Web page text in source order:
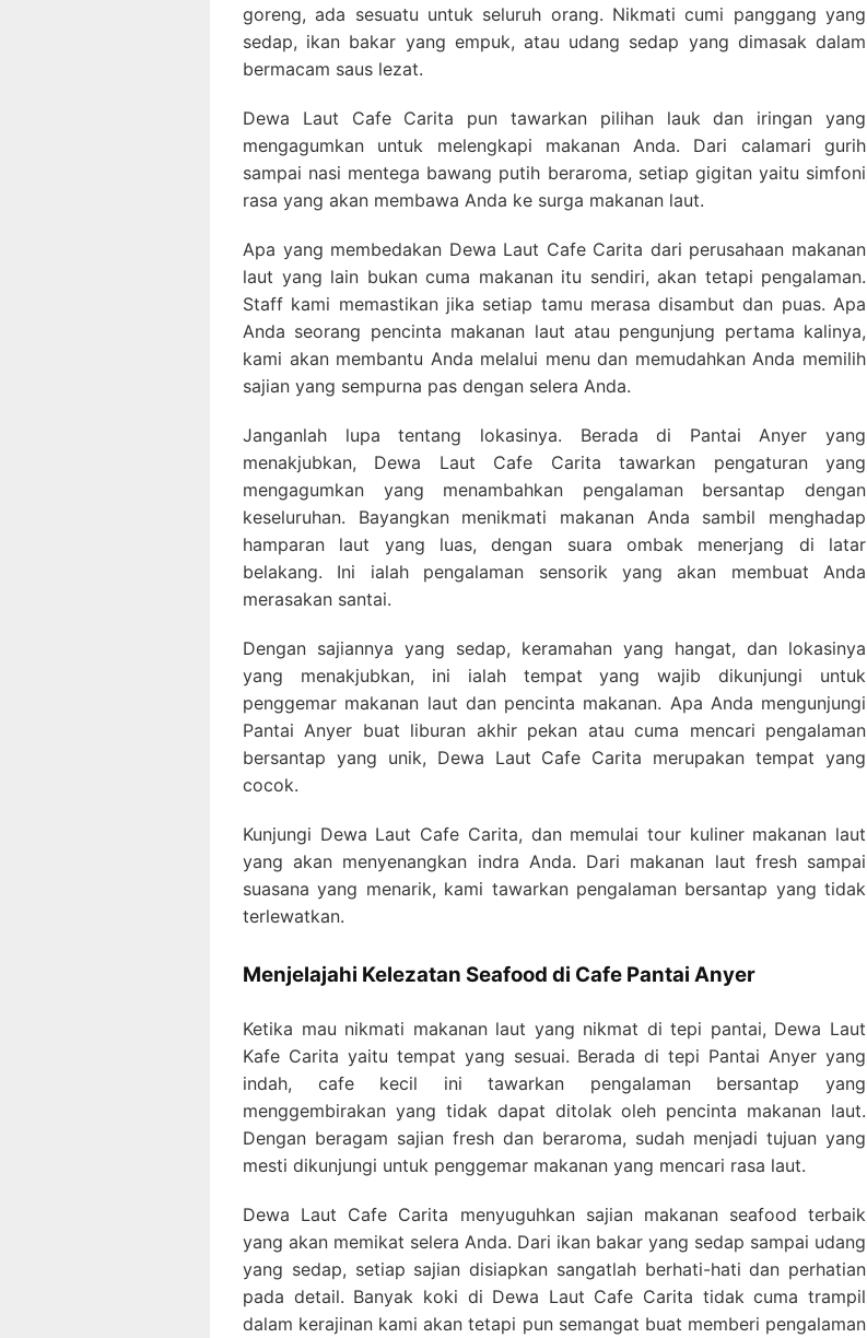
goreng, ada sesuatu untuk seluruh orang. Nikmati cumi panggang yang
sedap, ikan bakar yang empuk, atau udang sedap yang dimasak dalam
bermacam saus lezat.
Dewa Laut Cafe Carita pun tawarkan pilihan lauk dan iringan yang
mengagumkan untuk melengkapi makanan Anda. Dari calamari gurih
sampai nasi mentega bawang putih beraroma, setiap gigitan yaitu simfoni
rasa yang akan membawa Anda ke surga makanan laut.
Apa yang membedakan Dewa Laut Cafe Carita dari perusahaan makanan
laut yang lain bukan cuma makanan itu sendiri, akan tetapi pengalaman.
Staff kami memastikan jika setiap tamu merasa disambut dan puas. Apa
Anda seorang pencinta makanan laut atau pengunjung pertama kalinya,
kami akan membantu Anda melalui menu dan memudahkan Anda memilih
sajian yang sempurna pas dengan selera Anda.
Janganlah lupa tentang lokasinya. Berada di Pantai Anyer yang
menakjubkan, Dewa Laut Cafe Carita tawarkan pengaturan yang
mengagumkan yang menambahkan pengalaman bersantap dengan
keseluruhan. Bayangkan menikmati makanan Anda sambil menghadap
hamparan laut yang luas, dengan suara ombak menerjang di latar
belakang. Ini ialah pengalaman sensorik yang akan membuat Anda
merasakan santai.
Dengan sajiannya yang sedap, keramahan yang hangat, dan lokasinya
yang menakjubkan, ini ialah tempat yang wajib dikunjungi untuk
penggemar makanan laut dan pencinta makanan. Apa Anda mengunjungi
Pantai Anyer buat liburan akhir pekan atau cuma mencari pengalaman
bersantap yang unik, Dewa Laut Cafe Carita merupakan tempat yang
cocok.
Kunjungi Dewa Laut Cafe Carita, dan memulai tour kuliner makanan laut
yang akan menyenangkan indra Anda. Dari makanan laut fresh sampai
suasana yang menarik, kami tawarkan pengalaman bersantap yang tidak
terlewatkan.
Menjelajahi Kelezatan Seafood di Cafe Pantai Anyer
Ketika mau nikmati makanan laut yang nikmat di tepi pantai, Dewa Laut
Kafe Carita yaitu tempat yang sesuai. Berada di tepi Pantai Anyer yang
indah, cafe kecil ini tawarkan pengalaman bersantap yang
menggembirakan yang tidak dapat ditolak oleh pencinta makanan laut.
Dengan beragam sajian fresh dan beraroma, sudah menjadi tujuan yang
mesti dikunjungi untuk penggemar makanan yang mencari rasa laut.
Dewa Laut Cafe Carita menyuguhkan sajian makanan seafood terbaik
yang akan memikat selera Anda. Dari ikan bakar yang sedap sampai udang
yang sedap, setiap sajian disiapkan sangatlah berhati-hati dan perhatian
pada detail. Banyak koki di Dewa Laut Cafe Carita tidak cuma trampil
dalam kerajinan kami akan tetapi pun semangat buat memberi pengalaman